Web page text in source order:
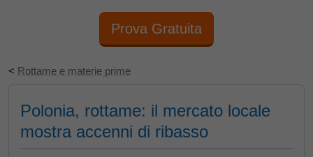
Prova Gratuita
< Rottame e materie prime
Polonia, rottame: il mercato locale
mostra accenni di ribasso